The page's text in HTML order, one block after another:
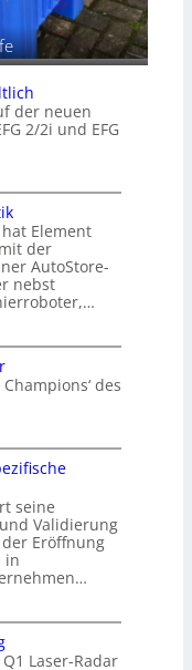
der neuen
2/2i und EFG
Element
der
AutoStore-
nebst
des
seine
Validierung
Eröffnung
in
Laser-Radar